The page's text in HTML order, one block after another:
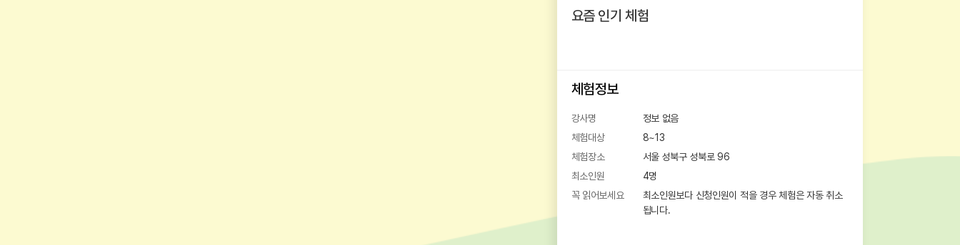
요즘 인기 체험
체험정보
강사명
정보 없음
체험대상
8~13
체험장소
서울 성북구 성북로 96
최소인원
4명
꼭 읽어보세요
최소인원보다 신청인원이 적을 경우 체험은 자동 취소
됩니다.